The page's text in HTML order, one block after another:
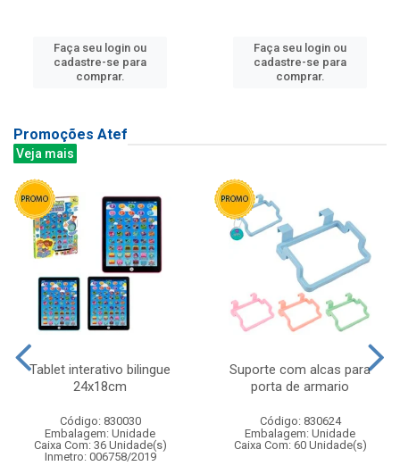
Faça seu login ou
cadastre-se para
comprar.
Faça seu login ou
cadastre-se para
comprar.
Promoções Atef
Veja mais
Tablet interativo bilingue
24x18cm
Código: 830030
Embalagem: Unidade
Caixa Com: 36 Unidade(s)
Inmetro: 006758/2019
Suporte com alcas para
porta de armario
Código: 830624
Embalagem: Unidade
Caixa Com: 60 Unidade(s)